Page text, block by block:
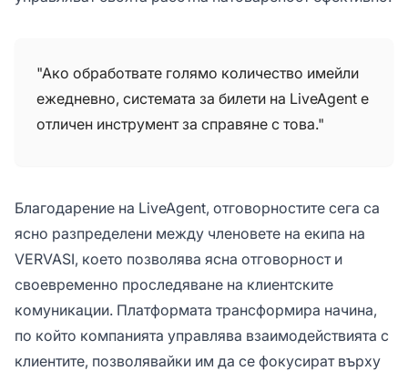
"Ако обработвате голямо количество имейли
ежедневно, системата за билети на LiveAgent е
отличен инструмент за справяне с това."
Благодарение на LiveAgent, отговорностите сега са
ясно разпределени между членовете на екипа на
VERVASI, което позволява ясна отговорност и
своевременно проследяване на клиентските
комуникации. Платформата трансформира начина,
по който компанията управлява взаимодействията с
клиентите, позволявайки им да се фокусират върху